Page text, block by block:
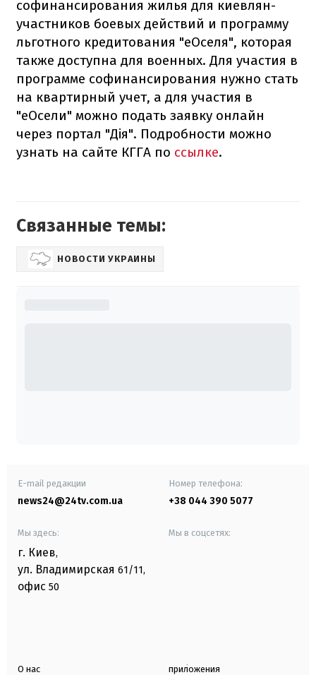
софинансирования жилья для киевлян-
участников боевых действий и программу
льготного кредитования "еОселя", которая
также доступна для военных. Для участия в
программе софинансирования нужно стать
на квартирный учет, а для участия в
"еОсели" можно подать заявку онлайн
через портал "Дія". Подробности можно
узнать на сайте КГГА по ссылке.
Связанные темы:
НОВОСТИ УКРАИНЫ
E-mail редакции
news24@24tv.com.ua
Номер телефона:
+38 044 390 5077
Мы здесь:
г. Киев,
ул. Владимирская 61/11,
офис 50
Мы в соцсетях:
О нас приложения